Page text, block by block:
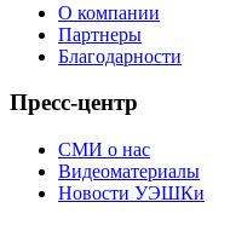
О компании
Партнеры
Благодарности
Пресс-центр
СМИ о нас
Видеоматериалы
Новости УЭШКи